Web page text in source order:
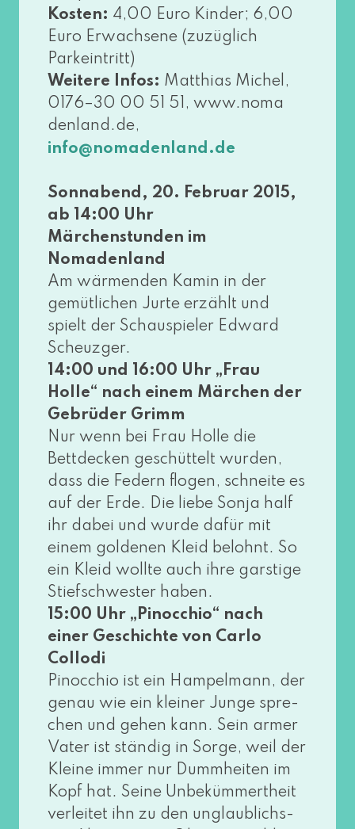
Kosten: 4,00 Euro Kinder; 6,00
Euro Erwachsene (zuzüg­lich
Parkeintritt)
Weitere Infos: Matthias Michel,
0176–30 00 51 51, www​.noma​
den​land​.de,
info@​nomadenland.​de
Sonnabend, 20. Februar 2015,
ab 14:00 Uhr
Märchenstunden im
Nomadenland
Am wär­men­den Kamin in der
gemüt­li­chen Jurte erzählt und
spielt der Schauspieler Edward
Scheuzger.
14:00 und 16:00 Uhr „Frau
Holle“ nach einem Märchen der
Gebrüder Grimm
Nur wenn bei Frau Holle die
Bettdecken geschüt­telt wur­den,
dass die Federn flo­gen, schnei­te es
auf der Erde. Die lie­be Sonja half
ihr dabei und wur­de dafür mit
einem gol­de­nen Kleid belohnt. So
ein Kleid woll­te auch ihre gars­ti­ge
Stiefschwester haben.
15:00 Uhr „Pinocchio“ nach
einer Geschichte von Carlo
Collodi
Pinocchio ist ein Hampelmann, der
genau wie ein klei­ner Junge spre­
chen und gehen kann. Sein armer
Vater ist stän­dig in Sorge, weil der
Kleine immer nur Dummheiten im
Kopf hat. Seine Unbekümmertheit
ver­lei­tet ihn zu den unglaub­lichs­